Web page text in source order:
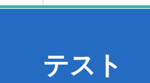
テスト